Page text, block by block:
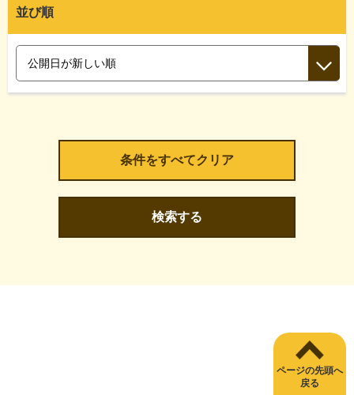
並び順
検索する
ページの先頭へ
戻る